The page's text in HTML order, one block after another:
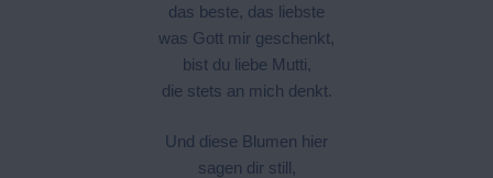
das beste, das liebste
was Gott mir geschenkt,
bist du liebe Mutti,
die stets an mich denkt.
Und diese Blumen hier
sagen dir still,